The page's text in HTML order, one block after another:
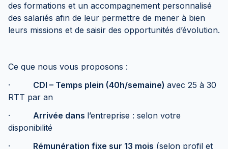
des formations et un accompagnement personnalisé
des salariés afin de leur permettre de mener à bien
leurs missions et de saisir des opportunités d’évolution.
Ce que nous vous proposons :
· CDI – Temps plein (40h/semaine) avec 25 à 30
RTT par an
· Arrivée dans l’entreprise : selon votre
disponibilité
· Rémunération fixe sur 13 mois (selon profil et